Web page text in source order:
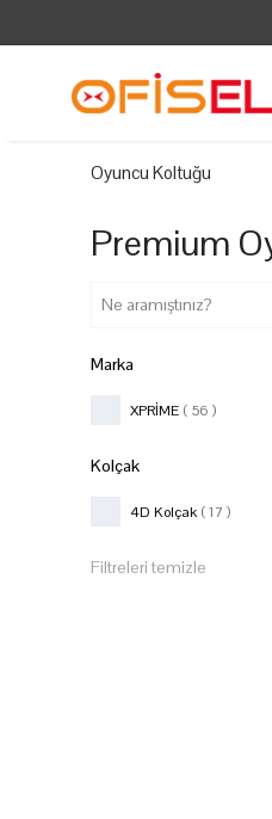
Oyuncu Koltuğu
Premium
Marka
XPRİME ( 56 )
Kolçak
4D Kolçak ( 17 )
Filtreleri temizle